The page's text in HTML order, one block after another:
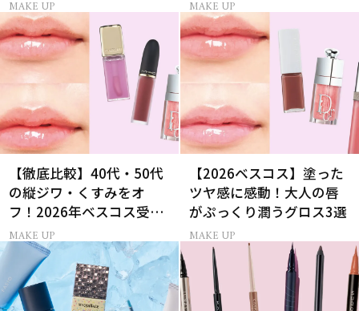
MAKE UP MAKE UP
【徹底比較】40代・50代
の縦ジワ・くすみをオ
フ！2026年ベスコス受賞
リキッドルージュ3選
MAKE UP
【2026ベスコス】塗った
ツヤ感に感動！大人の唇
がぷっくり潤うグロス3選
MAKE UP